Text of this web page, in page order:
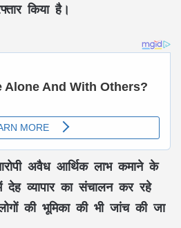
किया है।
अवैध आर्थिक लाभ कमाने के
व्यापार का संचालन कर रहे
की भूमिका की भी जांच की जा